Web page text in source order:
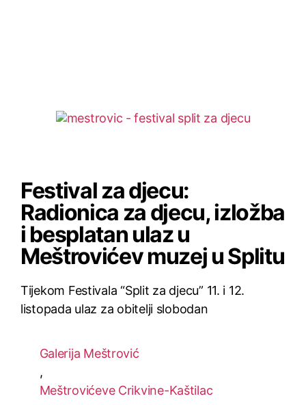
Festival za djecu:
Radionica za djecu, izložba
i besplatan ulaz u
Meštrovićev muzej u Splitu
Tijekom Festivala “Split za djecu” 11. i 12.
listopada ulaz za obitelji slobodan
Galerija Meštrović
,
Meštrovićeve Crikvine-Kaštilac